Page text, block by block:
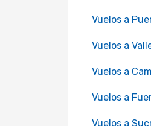
Vuelos a
Vuelos a
Vuelos a
Vuelos a
Vuelos a